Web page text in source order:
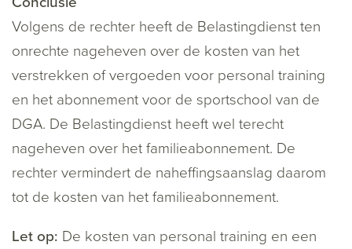
Volgens de rechter heeft de Belastingdienst ten
onrechte nageheven over de kosten van het
verstrekken of vergoeden voor personal training
en het abonnement voor de sportschool van de
DGA. De Belastingdienst heeft wel terecht
nageheven over het familieabonnement. De
rechter vermindert de naheffingsaanslag daarom
tot de kosten van het familieabonnement.
Let op: De kosten van personal training en een